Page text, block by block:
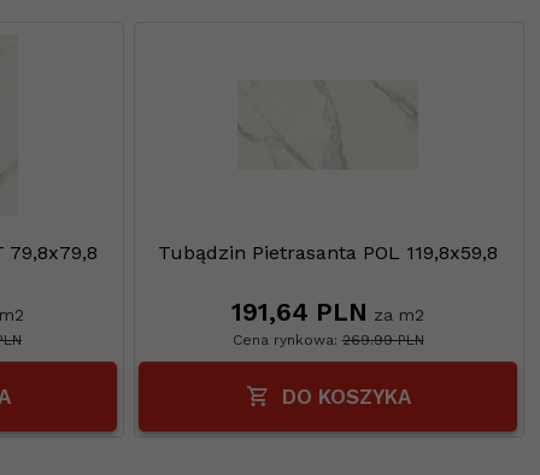
79,8x79,8 Tubądzin Pietrasanta POL 119,8x59,8
191,64 PLN za m2
Cena rynkowa:269.99 PLN
DO KOSZYKA